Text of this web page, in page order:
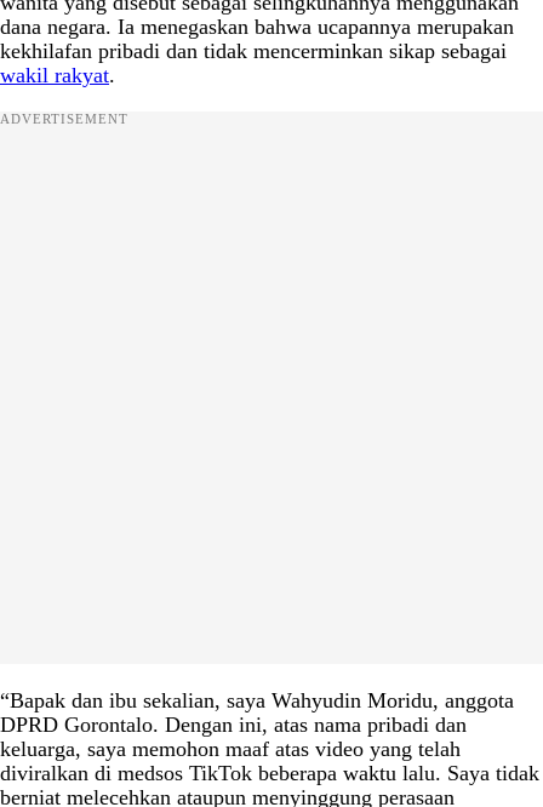
dana negara. Ia menegaskan bahwa ucapannya merupakan
kekhilafan pribadi dan tidak mencerminkan sikap sebagai
wakil rakyat.
ADVERTISEMENT
“Bapak dan ibu sekalian, saya Wahyudin Moridu, anggota
DPRD Gorontalo. Dengan ini, atas nama pribadi dan
keluarga, saya memohon maaf atas video yang telah
diviralkan di medsos TikTok beberapa waktu lalu. Saya tidak
berniat melecehkan ataupun menyinggung perasaan